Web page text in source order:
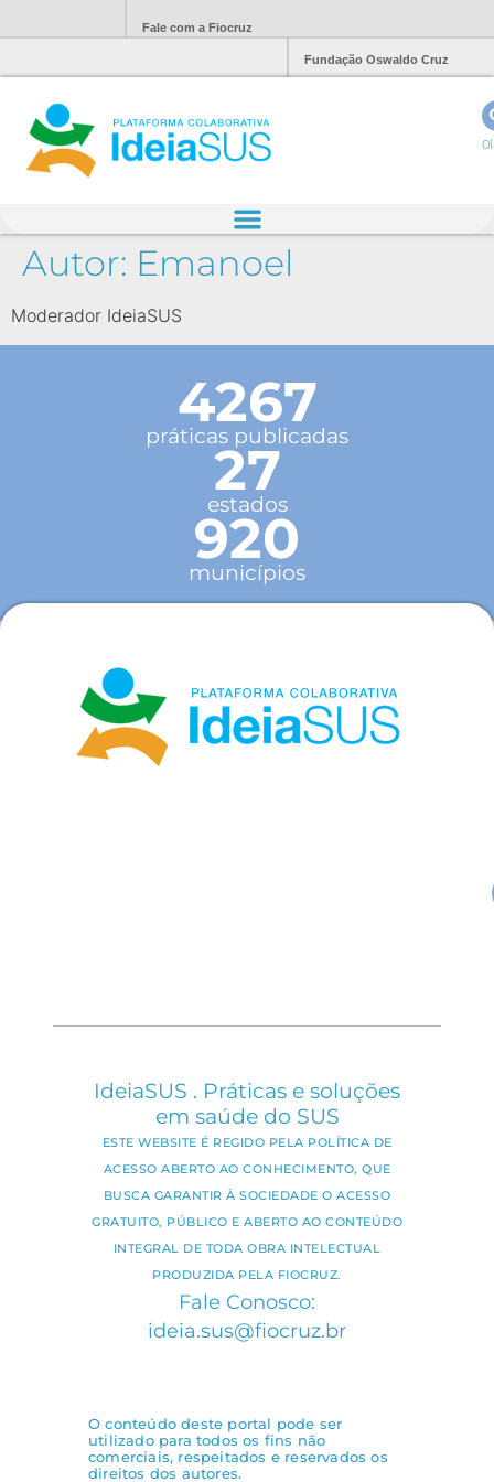
Fale com a Fiocruz
Fundação Oswaldo Cruz
Autor: Emanoel
Moderador IdeiaSUS
4267
práticas publicadas
27
estados
920
municípios
IdeiaSUS . Práticas e soluções
em saúde do SUS
ESTE WEBSITE É REGIDO PELA POLÍTICA DE
ACESSO ABERTO AO CONHECIMENTO, QUE
BUSCA GARANTIR À SOCIEDADE O ACESSO
GRATUITO, PÚBLICO E ABERTO AO CONTEÚDO
INTEGRAL DE TODA OBRA INTELECTUAL
PRODUZIDA PELA FIOCRUZ.
Fale Conosco:
ideia.sus@fiocruz.br
O conteúdo deste portal pode ser
utilizado para todos os fins não
comerciais, respeitados e reservados os
direitos dos autores.